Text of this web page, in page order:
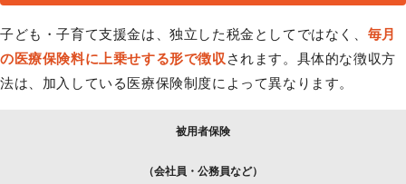
子ども・子育て支援金は、独立した税金としてではなく、 毎月
の医療保険料に上乗せする形で徴収 されます。具体的な徴収方
法は、加入している医療保険制度によって異なります。
被用者保険
（会社員・公務員など）